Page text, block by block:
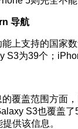
导航
上支持的国家
S3为39个；
覆盖范围方面
S3也覆盖
供该信息。